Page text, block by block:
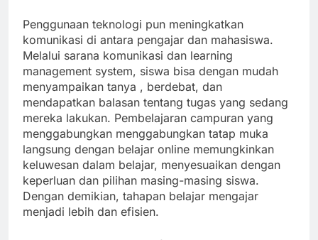
Penggunaan teknologi pun meningkatkan
komunikasi di antara pengajar dan mahasiswa.
Melalui sarana komunikasi dan learning
management system, siswa bisa dengan mudah
menyampaikan tanya , berdebat, dan
mendapatkan balasan tentang tugas yang sedang
mereka lakukan. Pembelajaran campuran yang
menggabungkan menggabungkan tatap muka
langsung dengan belajar online memungkinkan
keluwesan dalam belajar, menyesuaikan dengan
keperluan dan pilihan masing-masing siswa.
Dengan demikian, tahapan belajar mengajar
menjadi lebih dan efisien.